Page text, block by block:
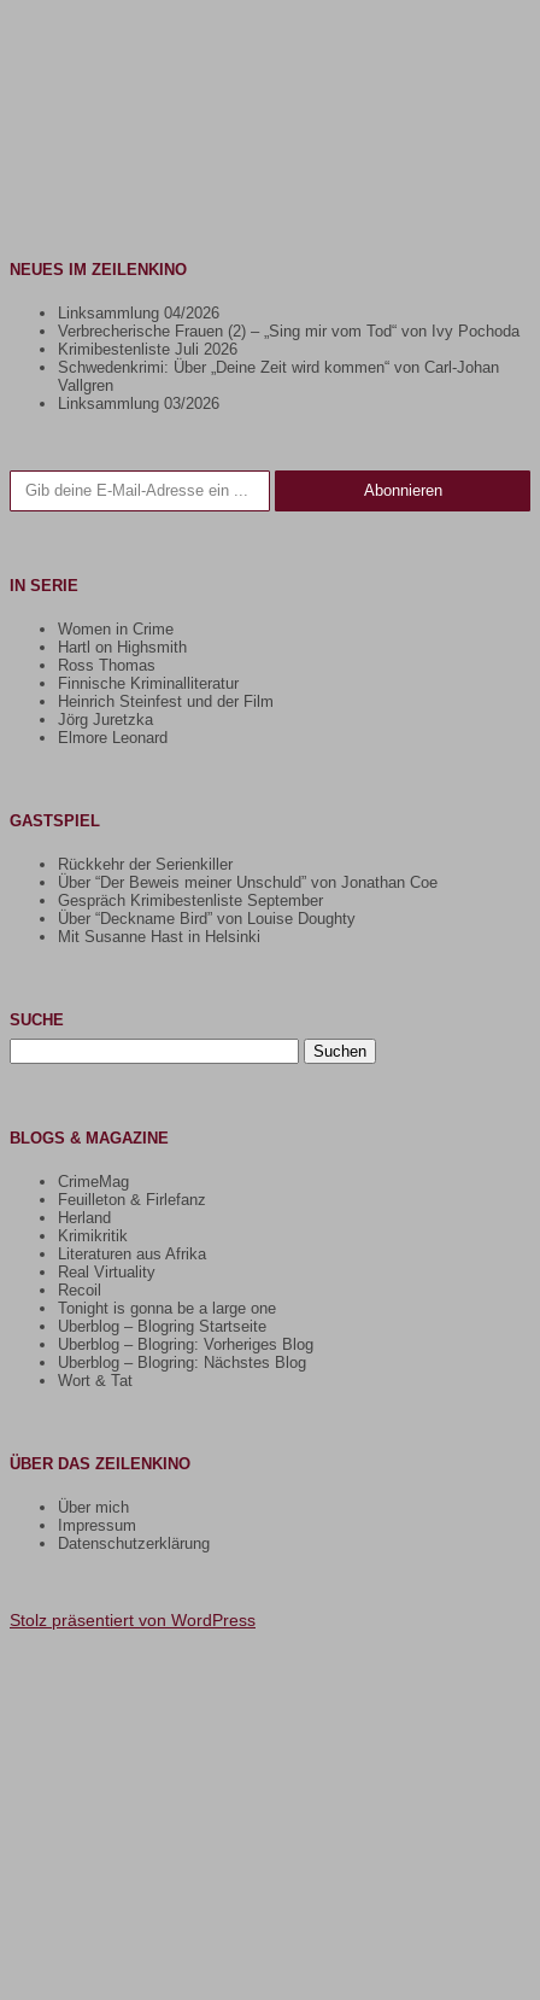
NEUES IM ZEILENKINO
Linksammlung 04/2026
Verbrecherische Frauen (2) – „Sing mir vom Tod“ von Ivy Pochoda
Krimibestenliste Juli 2026
Schwedenkrimi: Über „Deine Zeit wird kommen“ von Carl-Johan
Vallgren
Linksammlung 03/2026
Gib deine E-Mail-Adresse ein ...
Abonnieren
IN SERIE
Women in Crime
Hartl on Highsmith
Ross Thomas
Finnische Kriminalliteratur
Heinrich Steinfest und der Film
Jörg Juretzka
Elmore Leonard
GASTSPIEL
Rückkehr der Serienkiller
Über “Der Beweis meiner Unschuld” von Jonathan Coe
Gespräch Krimibestenliste September
Über “Deckname Bird” von Louise Doughty
Mit Susanne Hast in Helsinki
SUCHE
nach:
BLOGS & MAGAZINE
CrimeMag
Feuilleton & Firlefanz
Herland
Krimikritik
Literaturen aus Afrika
Real Virtuality
Recoil
Tonight is gonna be a large one
Uberblog – Blogring Startseite
Uberblog – Blogring: Vorheriges Blog
Uberblog – Blogring: Nächstes Blog
Wort & Tat
ÜBER DAS ZEILENKINO
Über mich
Impressum
Datenschutzerklärung
Stolz präsentiert von WordPress